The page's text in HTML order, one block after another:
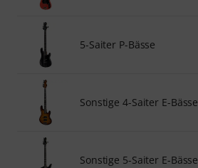
5-Saiter P-Bässe
Sonstige 4-Saiter E-Bässe
Sonstige 5-Saiter E-Bässe